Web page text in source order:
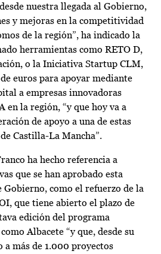
nuestra llegada al Gobierno,
y mejoras en la competitividad
de la región”, ha indicado la
herramientas como RETO D,
o la Iniciativa Startup CLM,
euros para apoyar mediante
a empresas innovadoras
en la región, “y que hoy va a
de apoyo a una de estas
Castilla-La Mancha”.
ha hecho referencia a
que se han aprobado esta
Gobierno, como el refuerzo de la
que tiene abierto el plazo de
edición del programa
Albacete “y que, desde su
a más de 1.000 proyectos